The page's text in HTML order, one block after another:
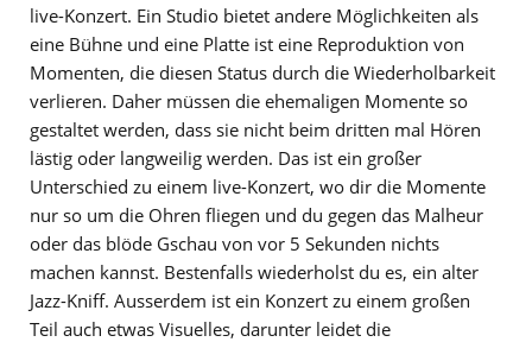
live-Konzert. Ein Studio bietet andere Möglichkeiten als
eine Bühne und eine Platte ist eine Reproduktion von
Momenten, die diesen Status durch die Wiederholbarkeit
verlieren. Daher müssen die ehemaligen Momente so
gestaltet werden, dass sie nicht beim dritten mal Hören
lästig oder langweilig werden. Das ist ein großer
Unterschied zu einem live-Konzert, wo dir die Momente
nur so um die Ohren fliegen und du gegen das Malheur
oder das blöde Gschau von vor 5 Sekunden nichts
machen kannst. Bestenfalls wiederholst du es, ein alter
Jazz-Kniff. Ausserdem ist ein Konzert zu einem großen
Teil auch etwas Visuelles, darunter leidet die